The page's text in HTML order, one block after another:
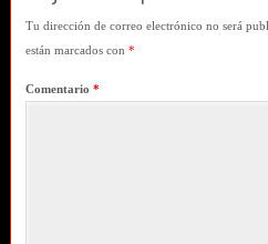
Tu dirección de correo electrónico no será
están marcados con *
Comentario *